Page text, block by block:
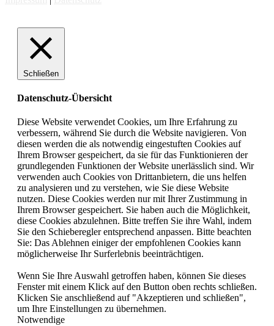
Schließen
Datenschutz-Übersicht
Diese Website verwendet Cookies, um Ihre Erfahrung zu
verbessern, während Sie durch die Website navigieren. Von
diesen werden die als notwendig eingestuften Cookies auf
Ihrem Browser gespeichert, da sie für das Funktionieren der
grundlegenden Funktionen der Website unerlässlich sind. Wir
verwenden auch Cookies von Drittanbietern, die uns helfen
zu analysieren und zu verstehen, wie Sie diese Website
nutzen. Diese Cookies werden nur mit Ihrer Zustimmung in
Ihrem Browser gespeichert. Sie haben auch die Möglichkeit,
diese Cookies abzulehnen. Bitte treffen Sie ihre Wahl, indem
Sie den Schieberegler entsprechend anpassen. Bitte beachten
Sie: Das Ablehnen einiger der empfohlenen Cookies kann
möglicherweise Ihr Surferlebnis beeinträchtigen.
Wenn Sie Ihre Auswahl getroffen haben, können Sie dieses
Fenster mit einem Klick auf den Button oben rechts schließen.
Klicken Sie anschließend auf "Akzeptieren und schließen",
um Ihre Einstellungen zu übernehmen.
Notwendige